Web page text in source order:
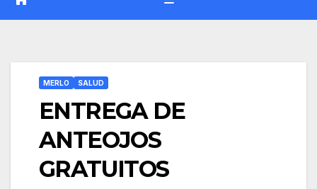
MERLO SALUD
ENTREGA DE
ANTEOJOS
GRATUITOS